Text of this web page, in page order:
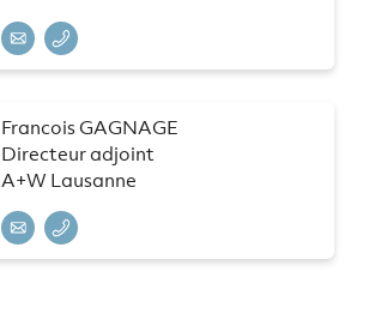
Francois GAGNAGE
Directeur adjoint
A+W Lausanne